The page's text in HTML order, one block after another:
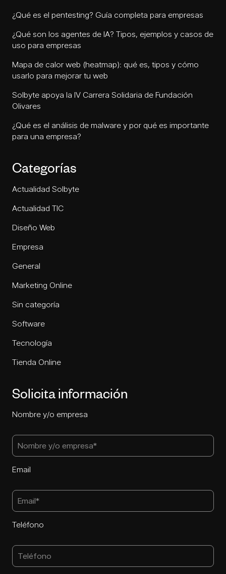
¿Qué es el pentesting? Guía completa para empresas
¿Qué son los agentes de IA? Tipos, ejemplos y casos de
uso para empresas
Mapa de calor web (heatmap): qué es, tipos y cómo
usarlo para mejorar tu web
Solbyte apoya la IV Carrera Solidaria de Fundación
Olivares
¿Qué es el análisis de malware y por qué es importante
para una empresa?
Categorías
Actualidad Solbyte
Actualidad TIC
Diseño Web
Empresa
General
Marketing Online
Sin categoría
Software
Tecnología
Tienda Online
Solicita información
Nombre y/o empresa
Email
Teléfono